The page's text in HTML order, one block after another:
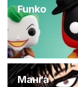
Funko
Манґа